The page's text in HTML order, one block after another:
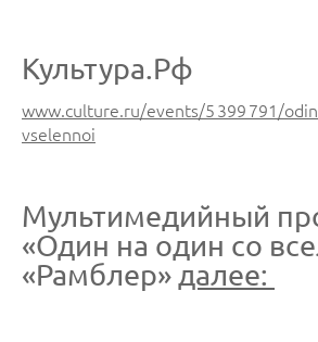
Культура.Рф
www.culture.ru/events/5 399 791/
vselennoi
Мультимедийный
«Один на один со
«Рамблер»далее: